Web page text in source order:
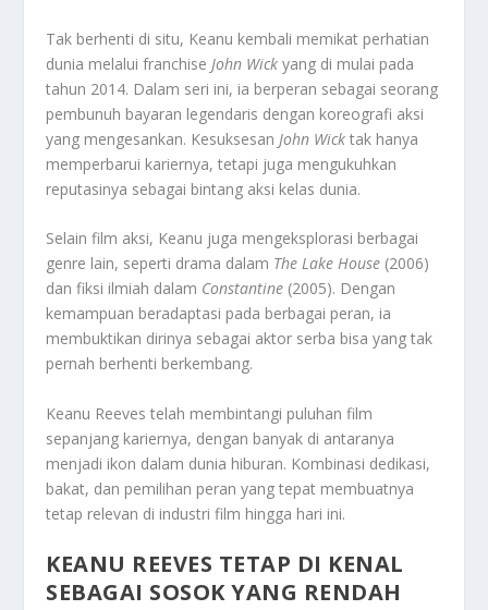
Tak berhenti di situ, Keanu kembali memikat perhatian
dunia melalui franchiseJohn Wick yang di mulai pada
tahun 2014. Dalam seri ini, ia berperan sebagai seorang
pembunuh bayaran legendaris dengan koreografi aksi
yang mengesankan. KesuksesanJohn Wick tak hanya
memperbarui kariernya, tetapi juga mengukuhkan
reputasinya sebagai bintang aksi kelas dunia.
Selain film aksi, Keanu juga mengeksplorasi berbagai
genre lain, seperti drama dalam The Lake House (2006)
dan fiksi ilmiah dalam Constantine (2005). Dengan
kemampuan beradaptasi pada berbagai peran, ia
membuktikan dirinya sebagai aktor serba bisa yang tak
pernah berhenti berkembang.
Keanu Reeves telah membintangi puluhan film
sepanjang kariernya, dengan banyak di antaranya
menjadi ikon dalam dunia hiburan. Kombinasi dedikasi,
bakat, dan pemilihan peran yang tepat membuatnya
tetap relevan di industri film hingga hari ini.
KEANU REEVES TETAP DI KENAL
SEBAGAI SOSOK YANG RENDAH